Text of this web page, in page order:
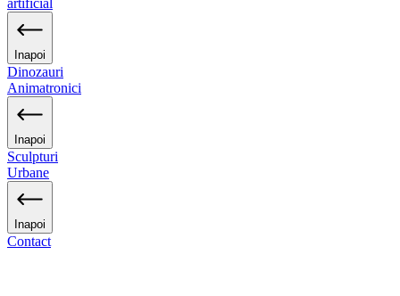
artificial
Inapoi
Dinozauri
Animatronici
Inapoi
Sculpturi
Urbane
Inapoi
Contact